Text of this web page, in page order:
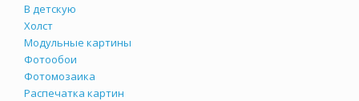
В детскую
Холст
Модульные картины
Фотообои
Фотомозаика
Распечатка картин